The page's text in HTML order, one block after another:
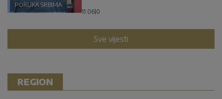
PORUKA SRBIMA
11:06|0
Sve vijesti
REGION